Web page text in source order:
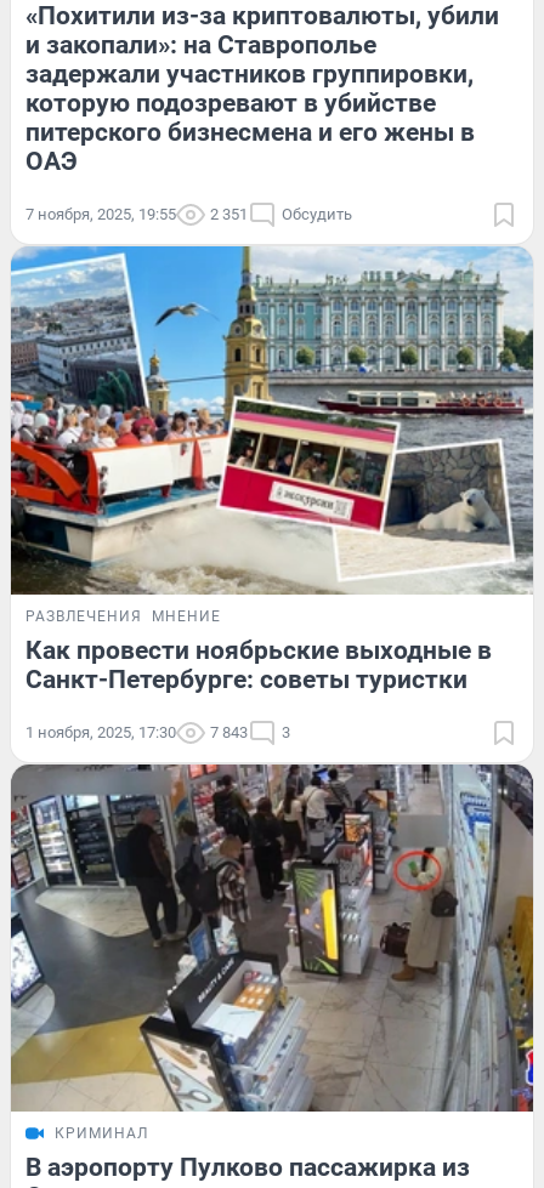
«Похитили из-за криптовалюты, убили
и закопали»: на Ставрополье
задержали участников группировки,
которую подозревают в убийстве
питерского бизнесмена и его жены в
ОАЭ
7 ноября, 2025, 19:55 2 351 Обсудить
РАЗВЛЕЧЕНИЯ МНЕНИЕ
Как провести ноябрьские выходные в
Санкт-Петербурге: советы туристки
1 ноября, 2025, 17:30 7 843 3
КРИМИНАЛ
В аэропорту Пулково пассажирка из